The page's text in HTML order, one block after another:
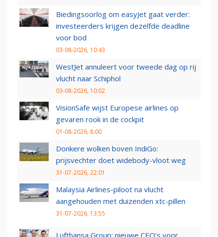
Biedingsoorlog om easyJet gaat verder:
investeerders krijgen dezelfde deadline
voor bod
03-08-2026, 10:43
WestJet annuleert voor tweede dag op rij
vlucht naar Schiphol
03-08-2026, 10:02
VisionSafe wijst Europese airlines op
gevaren rook in de cockpit
01-08-2026, 8:00
Donkere wolken boven IndiGo:
prijsvechter doet widebody-vloot weg
31-07-2026, 22:01
Malaysia Airlines-piloot na vlucht
aangehouden met duizenden xtc-pillen
31-07-2026, 13:55